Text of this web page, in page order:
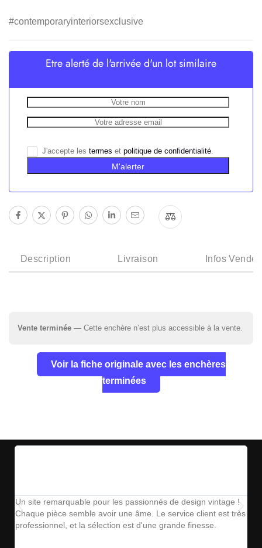
#contemporaryinteriorsexclusive
Etre alerté de l'arrivée d'un lot similaire
J'accepte les termes et politique de confidentialité.
M'alerter
Description Livraison Infos
Vente terminée — Cette enchère n’est plus accessible à la vente.
Voir la fiche originale avec les enchères
terminées
Un site remarquable pour les passionnés de design vintage !
Chaque pièce semble avoir une âme. Le service client est très
professionnel, et la sélection est d'une grande finesse.